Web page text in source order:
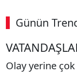
Günün
Olay yerine